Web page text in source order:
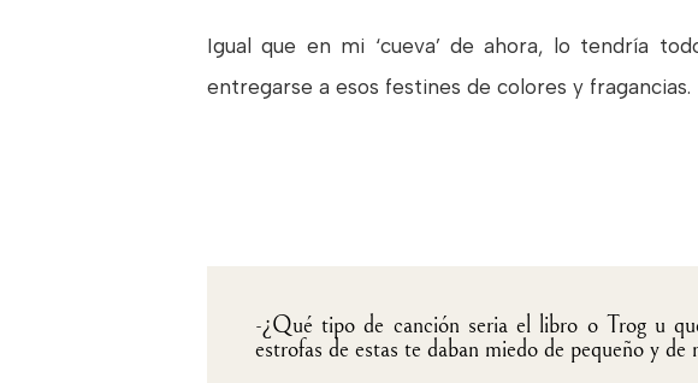
Igual que en mi ‘cueva’ de ahora, lo tendría
entregarse a esos festines de colores y fragancias.
-¿Qué tipo de canción seria el libro o Trog u
estrofas de estas te daban miedo de pequeño y de